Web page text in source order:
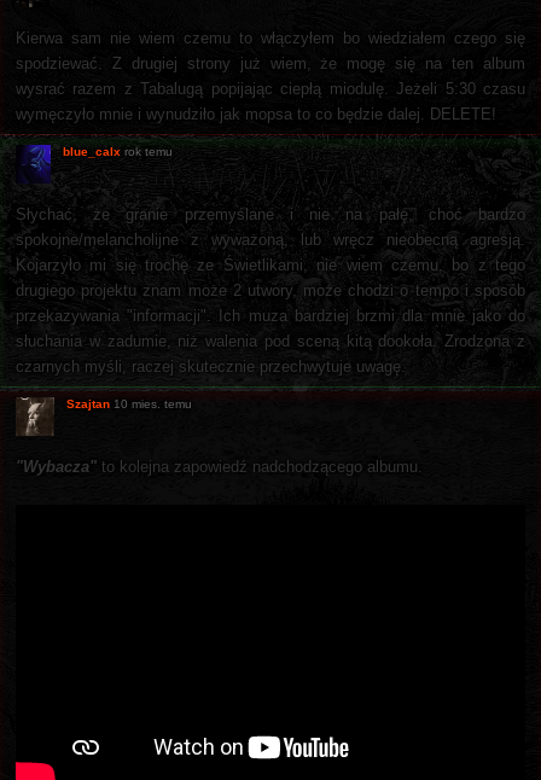
Kierwa sam nie wiem czemu to włączyłem bo wiedziałem czego się
spodziewać. Z drugiej strony już wiem, że mogę się na ten album
wysrać razem z Tabalugą popijając ciepłą miodulę. Jeżeli 5:30 czasu
wymęczyło mnie i wynudziło jak mopsa to co będzie dalej. DELETE!
blue_calx rok temu
Słychać, że granie przemyślane i nie na pałę, choć bardzo
spokojne/melancholijne z wyważoną, lub wręcz nieobecną agresją.
Kojarzyło mi się trochę ze Świetlikami, nie wiem czemu, bo z tego
drugiego projektu znam może 2 utwory, może chodzi o tempo i sposób
przekazywania "informacji". Ich muza bardziej brzmi dla mnie jako do
słuchania w zadumie, niż walenia pod sceną kitą dookoła. Zrodzona z
czarnych myśli, raczej skutecznie przechwytuje uwagę.
Szajtan 10 mies. temu
"Wybacza" to kolejna zapowiedź nadchodzącego albumu.